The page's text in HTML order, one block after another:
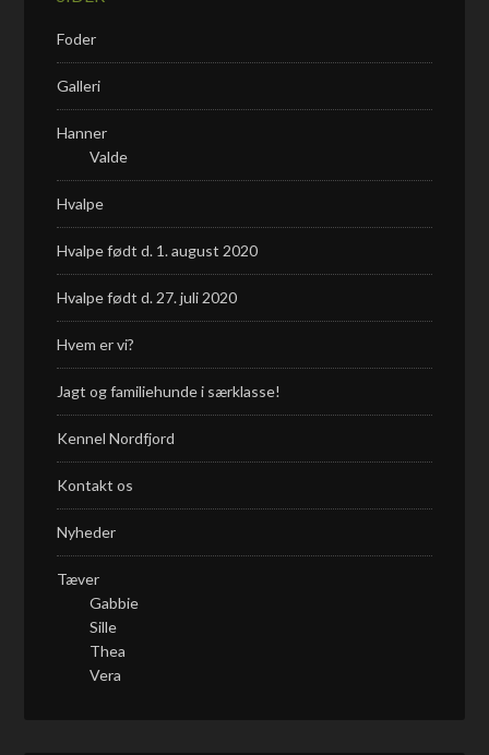
Foder
Galleri
Hanner
Valde
Hvalpe
Hvalpe født d. 1. august 2020
Hvalpe født d. 27. juli 2020
Hvem er vi?
Jagt og familiehunde i særklasse!
Kennel Nordfjord
Kontakt os
Nyheder
Tæver
Gabbie
Sille
Thea
Vera